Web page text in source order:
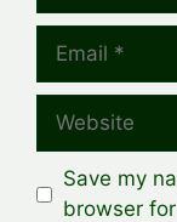
Email
Website
Save my
browser